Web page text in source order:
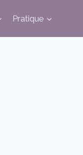
Pratique